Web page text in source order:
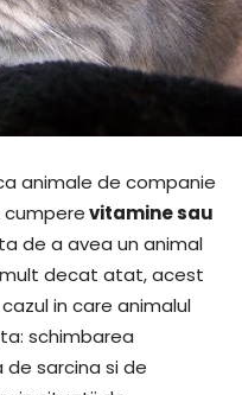
animale de companie
vitamine sau
de a avea un animal
decat atat, acest
in care animalul
schimbarea
de sarcina si de